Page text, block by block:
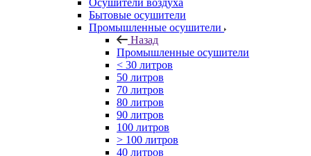
Осушители воздуха
Бытовые осушители
Промышленные осушители
Назад
Промышленные осушители
< 30 литров
50 литров
70 литров
80 литров
90 литров
100 литров
> 100 литров
40 литров